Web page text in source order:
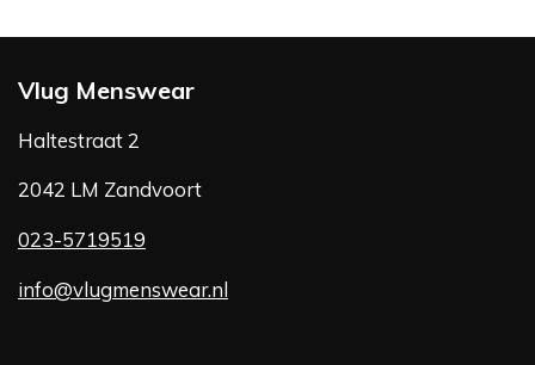
Vlug Menswear
Haltestraat 2
2042 LM Zandvoort
023-5719519
info@vlugmenswear.nl